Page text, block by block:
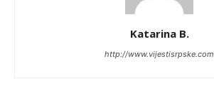
Katarina B.
http://www.vijestisrpske.com